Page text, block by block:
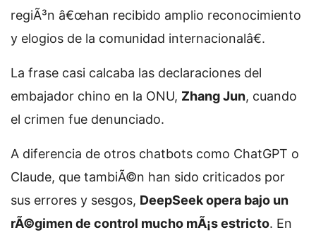
regiÃ³n â€œhan recibido amplio reconocimiento
y elogios de la comunidad internacionalâ€.
La frase casi calcaba las declaraciones del
embajador chino en la ONU, Zhang Jun, cuando
el crimen fue denunciado.
A diferencia de otros chatbots como ChatGPT o
Claude, que tambiÃ©n han sido criticados por
sus errores y sesgos, DeepSeek opera bajo un
rÃ©gimen de control mucho mÃ¡s estricto. En